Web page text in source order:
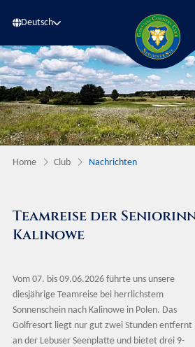
Deutsch
Home Club Nachrichten
Teamreise der
Kalinowe
Vom 07. bis 09.06.2026 führte uns unsere
diesjährige Teamreise bei herrlichstem
Sonnenschein nach Kalinowe in Polen. Das
Golfresort liegt nur gut zwei Stunden entfernt
an der Lebuser Seenplatte und bietet drei 9-